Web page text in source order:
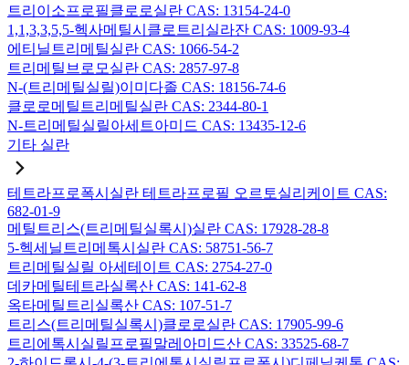
트리이소프로필클로로실란 CAS: 13154-24-0
1,1,3,3,5,5-헥사메틸시클로트리실라잔 CAS: 1009-93-4
에티닐트리메틸실란 CAS: 1066-54-2
트리메틸브로모실란 CAS: 2857-97-8
N-(트리메틸실릴)이미다졸 CAS: 18156-74-6
클로로메틸트리메틸실란 CAS: 2344-80-1
N-트리메틸실릴아세트아미드 CAS: 13435-12-6
기타 실란
테트라프로폭시실란 테트라프로필 오르토실리케이트 CAS:
682-01-9
메틸트리스(트리메틸실록시)실란 CAS: 17928-28-8
5-헥세닐트리메톡시실란 CAS: 58751-56-7
트리메틸실릴 아세테이트 CAS: 2754-27-0
데카메틸테트라실록산 CAS: 141-62-8
옥타메틸트리실록산 CAS: 107-51-7
트리스(트리메틸실록시)클로로실란 CAS: 17905-99-6
트리에톡시실릴프로필말레아미드산 CAS: 33525-68-7